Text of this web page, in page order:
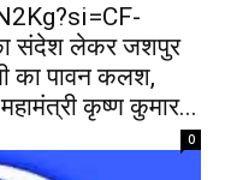
संदेश लेकर जशपुर
का पावन कलश,
कृष्ण कुमार...
0